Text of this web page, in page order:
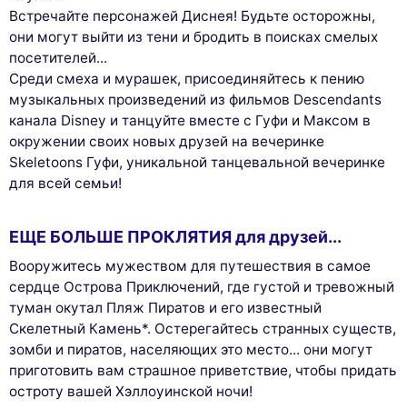
Встречайте персонажей Диснея! Будьте осторожны,
они могут выйти из тени и бродить в поисках смелых
посетителей...
Среди смеха и мурашек, присоединяйтесь к пению
музыкальных произведений из фильмов Descendants
канала Disney и танцуйте вместе с Гуфи и Максом в
окружении своих новых друзей на вечеринке
Skeletoons Гуфи, уникальной танцевальной вечеринке
для всей семьи!
ЕЩЕ БОЛЬШЕ ПРОКЛЯТИЯ для друзей...
Вооружитесь мужеством для путешествия в самое
сердце Острова Приключений, где густой и тревожный
туман окутал Пляж Пиратов и его известный
Скелетный Камень*. Остерегайтесь странных существ,
зомби и пиратов, населяющих это место... они могут
приготовить вам страшное приветствие, чтобы придать
остроту вашей Хэллоуинской ночи!